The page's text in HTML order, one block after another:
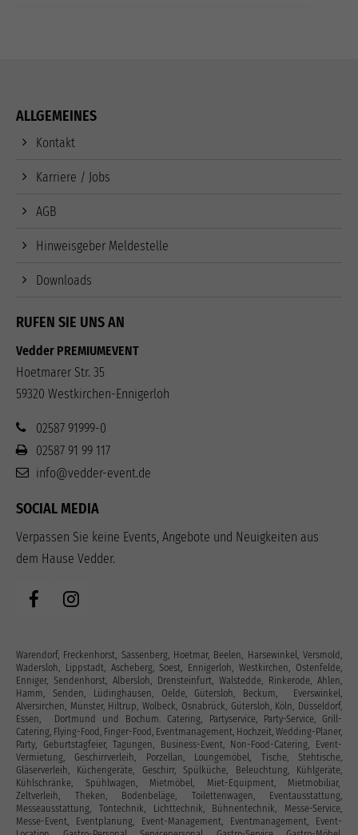
ALLGEMEINES
Kontakt
Karriere / Jobs
AGB
Hinweisgeber Meldestelle
Downloads
RUFEN SIE UNS AN
Vedder PREMIUMEVENT
Hoetmarer Str. 35
59320 Westkirchen-Ennigerloh
02587 91999-0
02587 91 99 117
info@vedder-event.de
SOCIAL MEDIA
Verpassen Sie keine Events, Angebote und Neuigkeiten aus
dem Hause Vedder.
Warendorf, Freckenhorst, Sassenberg, Hoetmar, Beelen, Harsewinkel, Versmold,
Wadersloh, Lippstadt, Ascheberg, Soest, Ennigerloh, Westkirchen, Ostenfelde,
Enniger, Sendenhorst, Albersloh, Drensteinfurt, Walstedde, Rinkerode, Ahlen,
Hamm, Senden, Lüdinghausen, Oelde, Gütersloh, Beckum, Everswinkel,
Alversirchen, Münster, Hiltrup, Wolbeck, Osnabrück, Gütersloh, Köln, Düsseldorf,
Essen, Dortmund und Bochum. Catering, Partyservice, Party-Service, Grill-
Catering, Flying-Food, Finger-Food, Eventmanagement, Hochzeit, Wedding-Planer,
Party, Geburtstagfeier, Tagungen, Business-Event, Non-Food-Catering, Event-
Vermietung, Geschirrverleih, Porzellan, Loungemöbel, Tische, Stehtische,
Gläserverleih, Küchengeräte, Geschirr, Spülküche, Beleuchtung, Kühlgeräte,
Kühlschränke, Spühlwagen, Mietmöbel, Miet-Equipment, Mietmobiliar,
Zeltverleih, Theken, Bodenbeläge, Toilettenwagen, Eventausstattung‎,
Messeausstattung, Tontechnik, Lichttechnik, Bühnentechnik, Messe-Service,
Messe-Event, Eventplanung, Event-Management, Eventmanagement, Event-